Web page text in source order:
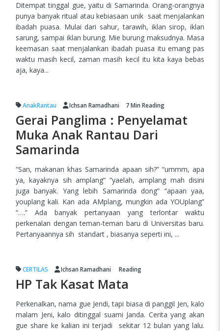
Ditempat tinggal gue, yaitu di Samarinda. Orang-orangnya
punya banyak ritual atau kebiasaan unik saat menjalankan
ibadah puasa. Mulai dari sahur, tarawih, iklan sirop, iklan
sarung, sampai iklan burung. Mie burung maksudnya. Masa
keemasan saat menjalankan ibadah puasa itu emang pas
waktu masih kecil, zaman masih kecil itu kita kaya bebas
aja, kaya...
AnakRantau Ichsan Ramadhani 7 Min Reading
Gerai Panglima : Penyelamat
Muka Anak Rantau Dari
Samarinda
“San, makanan khas Samarinda apaan sih?” “ummm, apa
ya, kayaknya sih amplang” “yaelah, amplang mah disini
juga banyak. Yang lebih Samarinda dong” “apaan yaa,
youplang kali. Kan ada AMplang, mungkin ada YOUplang”
“….” Ada banyak pertanyaan yang terlontar waktu
perkenalan dengan teman-teman baru di Universitas baru.
Pertanyaannya sih standart , biasanya seperti ini, ...
CERTILAS Ichsan Ramadhani Reading
HP Tak Kasat Mata
Perkenalkan, nama gue Jendi, tapi biasa di panggil Jen, kalo
malam Jeni, kalo ditinggal suami Janda. Cerita yang akan
gue share ke kalian ini terjadi sekitar 12 bulan yang lalu.